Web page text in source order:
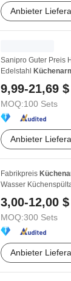
Anbieter
Sanipro Guter Preis
Edelstahl
9,99-21,69 $
MOQ:100 Sets
Anbieter
Fabrikpreis
Wasser
3,00-12,00 $
MOQ:300 Sets
Anbieter